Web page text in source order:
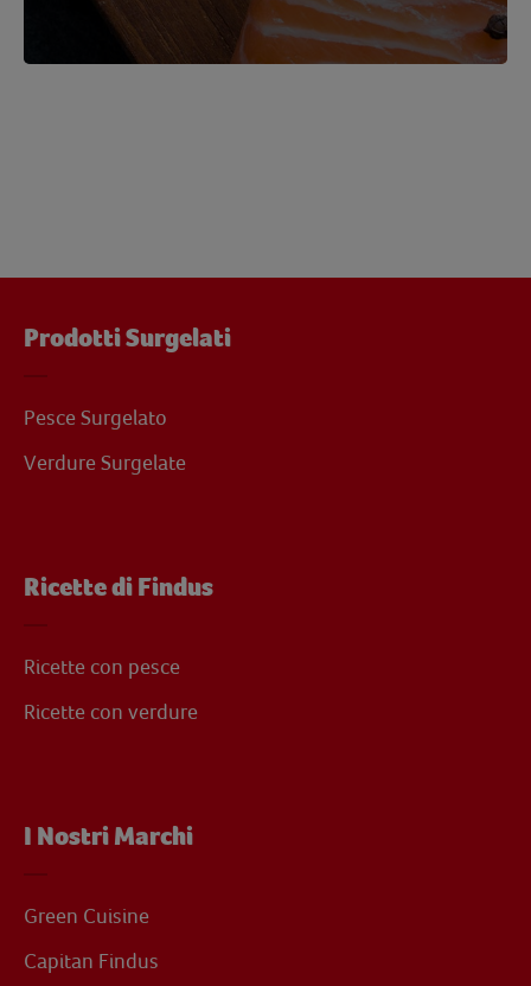
Prodotti Surgelati
Pesce Surgelato
Verdure Surgelate
Ricette di Findus
Ricette con pesce
Ricette con verdure
I Nostri Marchi
Green Cuisine
Capitan Findus